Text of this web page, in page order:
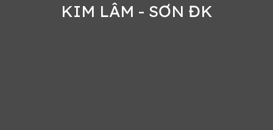
KIM LÂM - SƠN ĐK